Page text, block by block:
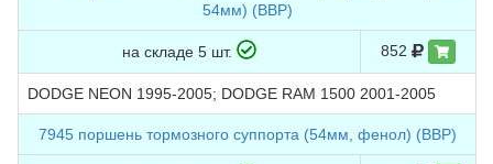
54мм) (BBP)
на складе 5 шт. 852
DODGE NEON 1995-2005; DODGE RAM 1500 2001-2005
7945 поршень тормозного суппорта (54мм, фенол) (BBP)